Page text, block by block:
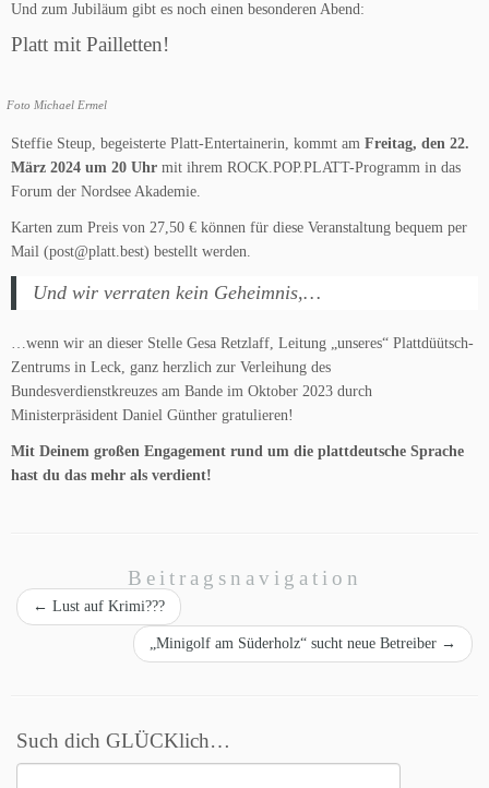
Und zum Jubiläum gibt es noch einen besonderen Abend:
Platt mit Pailletten!
Foto Michael Ermel
Steffie Steup, begeisterte Platt-Entertainerin, kommt am Freitag, den 22.
März 2024 um 20 Uhr mit ihrem ROCK.POP.PLATT-Programm in das
Forum der Nordsee Akademie.
Karten zum Preis von 27,50 € können für diese Veranstaltung bequem per
Mail (post@platt.best) bestellt werden.
Und wir verraten kein Geheimnis,…
…wenn wir an dieser Stelle Gesa Retzlaff, Leitung „unseres“ Plattdüütsch-
Zentrums in Leck, ganz herzlich zur Verleihung des
Bundesverdienstkreuzes am Bande im Oktober 2023 durch
Ministerpräsident Daniel Günther gratulieren!
Mit Deinem großen Engagement rund um die plattdeutsche Sprache
hast du das mehr als verdient!
Beitragsnavigation
← Lust auf Krimi???
„Minigolf am Süderholz“ sucht neue Betreiber →
Such dich GLÜCKlich…